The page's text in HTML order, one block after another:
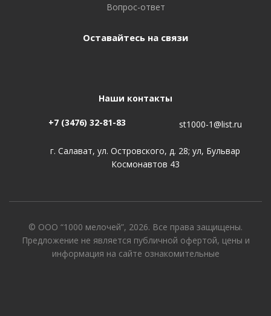
Вопрос-ответ
Оставайтесь на связи
Наши контакты
+7 (3476) 32-81-83 st1000-1@list.ru
г. Салават, ул. Островского, д. 28; ул, Бульвар
Космонавтов 43
© ООО “1000 мелочей”, 2026. Все права защищены.
Предложение не является публичной офертой, цены и
информация на сайте ознакомительные